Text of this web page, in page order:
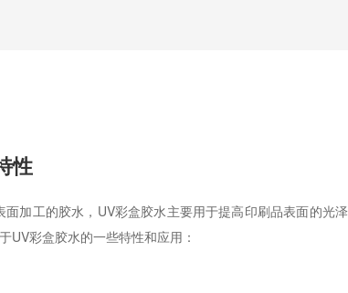
性
加工的胶水，UV彩盒胶水主要用于提高印刷品表面的光泽
UV彩盒胶水的一些特性和应用：